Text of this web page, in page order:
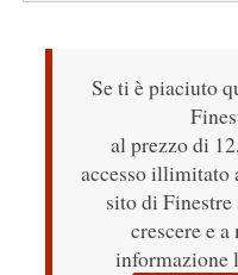
Se ti è piaciuto
al prezzo di
accesso
sito di
crescere e
informazione